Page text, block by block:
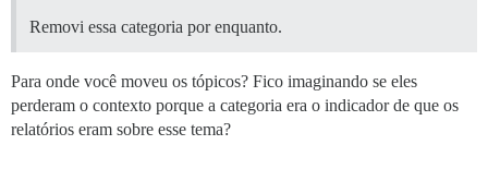
Removi essa categoria por enquanto.
Para onde você moveu os tópicos? Fico imaginando se eles
perderam o contexto porque a categoria era o indicador de que os
relatórios eram sobre esse tema?